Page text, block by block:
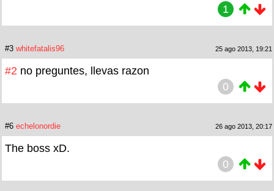
1
#3 whitefatalis96 25 ago 2013, 19:21
#2 no preguntes, llevas razon
0
#6 echelonordie 26 ago 2013, 20:17
The boss xD.
0